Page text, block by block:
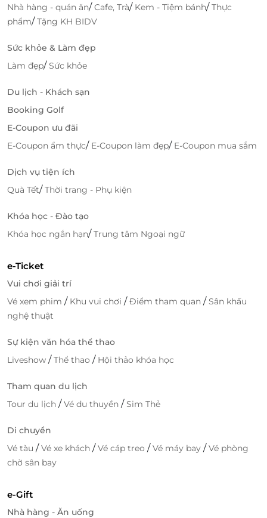
Nhà hàng - quán ăn/Cafe, Trà/ Kem - Tiệm bánh/Thực
phẩm/Tặng KH BIDV
Sức khỏe & Làm đẹp
Làm đẹp/Sức khỏe
Du lịch - Khách sạn
Booking Golf
E-Coupon ưu đãi
E-Coupon ẩm thực/ E-Coupon làm đẹp/ E-Coupon mua sắm
Dịch vụ tiện ích
Quà Tết/Thời trang - Phụ kiện
Khóa học - Đào tạo
Khóa học ngắn hạn/Trung tâm Ngoại ngữ
e-Ticket
Vui chơi giải trí
Vé xem phim / Khu vui chơi /Điểm tham quan /Sân khấu
nghệ thuật
Sự kiện văn hóa thể thao
Liveshow /Thể thao / Hội thảo khóa học
Tham quan du lịch
Tour du lịch /Vé du thuyền /Sim Thẻ
Di chuyển
Vé tàu /Vé xe khách /Vé cáp treo /Vé máy bay /Vé phòng
chờ sân bay
e-Gift
Nhà hàng - Ăn uống